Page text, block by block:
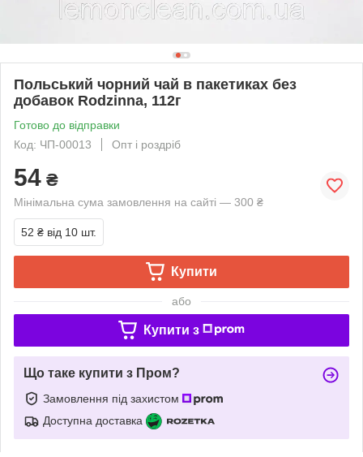
Польський чорний чай в пакетиках без
добавок Rodzinna, 112г
Готово до відправки
Код: ЧП-00013
Опт і роздріб
54 ₴
Мінімальна сума замовлення на сайті — 300 ₴
52 ₴ від 10 шт.
Купити
або
Купити з
Що таке купити з Пром?
Замовлення під захистом
Доступна доставка